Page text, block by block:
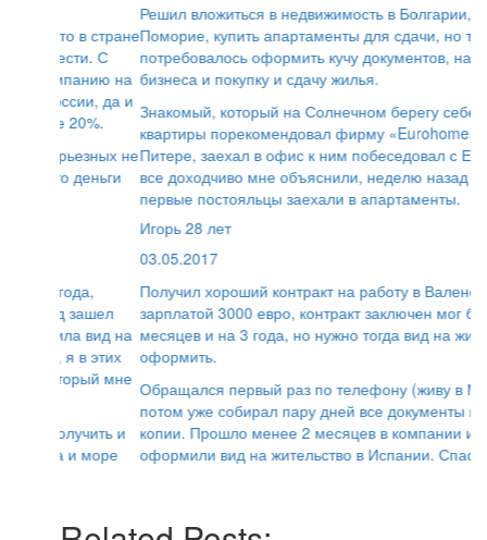
Решил вложиться в недвижимость в Болгарии, в городе
Поморие, купить апартаменты для сдачи, но там
потребовалось оформить кучу документов, на ведение
бизнеса и покупку и сдачу жилья.
Знакомый, который на Солнечном берегу себе покупал
квартиры порекомендовал фирму «Eurohome». Живу в
Питере, заехал в офис к ним побеседовал с Евгением,
все доходчиво мне объяснили, неделю назад уже
первые постояльцы заехали в апартаменты.
Игорь 28 лет
Получил хороший контракт на работу в Валенсии с
зарплатой 3000 евро, контракт заключен мог быть и на 6
месяцев и на 3 года, но нужно тогда вид на жительство
оформить.
Обращался первый раз по телефону (живу в Москве),
потом уже собирал пару дней все документы и делал
копии. Прошло менее 2 месяцев в компании и мне
оформили вид на жительство в Испании. Спасибо.
Related Posts: